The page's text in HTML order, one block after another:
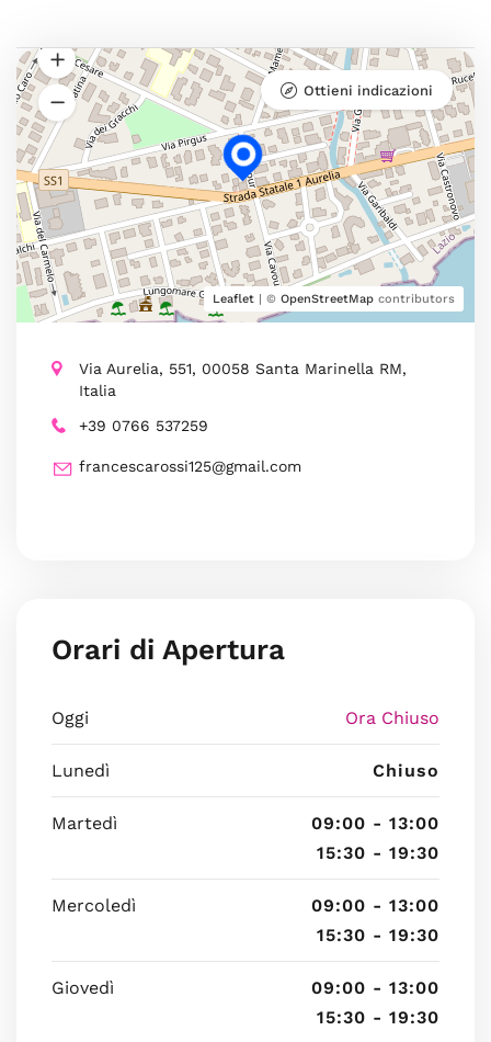
Leaflet | © OpenStreetMap contributors
Ottieni indicazioni
Via Aurelia, 551, 00058 Santa Marinella RM,
Italia
+39 0766 537259
francescarossi125@gmail.com
Orari di Apertura
Oggi Ora Chiuso
Lunedì Chiuso
Martedì
09:00 - 13:00
15:30 - 19:30
Mercoledì
09:00 - 13:00
15:30 - 19:30
Giovedì
09:00 - 13:00
15:30 - 19:30